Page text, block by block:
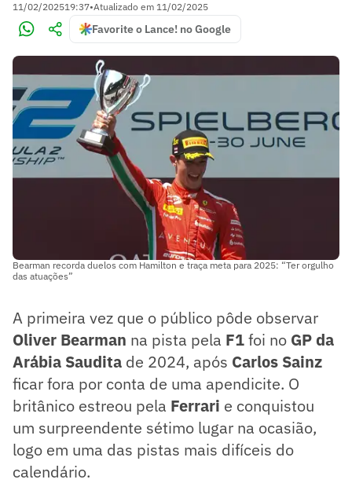
11/02/202519:37•Atualizado em 11/02/2025
Favorite o Lance! no Google
Bearman recorda duelos com Hamilton e traça meta para 2025: “Ter orgulho
das atuações”
A primeira vez que o público pôde observar
Oliver Bearman na pista pela F1foi no GP da
Arábia Saudita de 2024, após Carlos Sainz
ficar fora por conta de uma apendicite. O
britânico estreou pela Ferrari e conquistou
um surpreendente sétimo lugar na ocasião,
logo em uma das pistas mais difíceis do
calendário.